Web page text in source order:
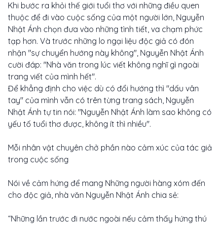
Khi bước ra khỏi thế giới tuổi thơ với những điều quen
thuộc để đi vào cuộc sống của một người lớn, Nguyễn
Nhật Ánh chọn đưa vào những tình tiết, va chạm phức
tạp hơn. Và trước những lo ngại liệu độc giả có đón
nhận "sự chuyển hướng này không", Nguyễn Nhật Ánh
cười đáp: "Nhà văn trong lúc viết không nghĩ gì ngoài
trang viết của mình hết".
Để khẳng định cho việc dù có đổi hướng thì "dấu vân
tay" của mình vẫn có trên từng trang sách, Nguyễn
Nhật Ánh tự tin nói: "Nguyễn Nhật Ánh làm sao không có
yếu tố tuổi thơ được, không ít thì nhiều".
Mỗi nhân vật chuyên chở phần nào cảm xúc của tác giả
trong cuộc sống
Nói về cảm hứng để mang Những người hàng xóm đến
cho độc giả, nhà văn Nguyễn Nhật Ánh chia sẻ:
“Những lần trước đi nước ngoài nếu cảm thấy hứng thú